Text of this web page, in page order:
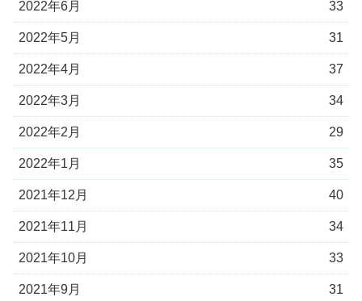
2022年6月 33
2022年5月 31
2022年4月 37
2022年3月 34
2022年2月 29
2022年1月 35
2021年12月 40
2021年11月 34
2021年10月 33
2021年9月 31